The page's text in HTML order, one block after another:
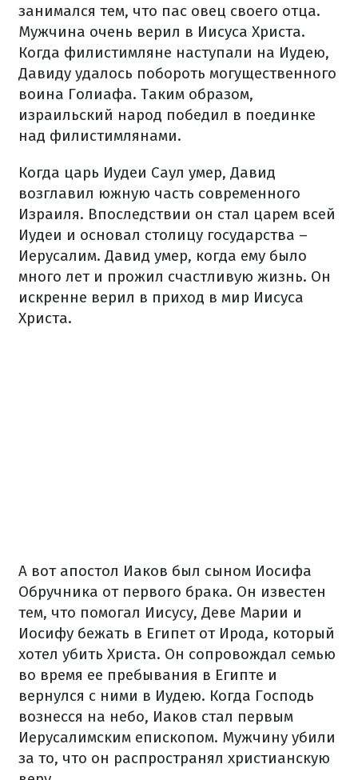
занимался тем, что пас овец своего отца.
Мужчина очень верил в Иисуса Христа.
Когда филистимляне наступали на Иудею,
Давиду удалось побороть могущественного
воина Голиафа. Таким образом,
израильский народ победил в поединке
над филистимлянами.
Когда царь Иудеи Саул умер, Давид
возглавил южную часть современного
Израиля. Впоследствии он стал царем всей
Иудеи и основал столицу государства –
Иерусалим. Давид умер, когда ему было
много лет и прожил счастливую жизнь. Он
искренне верил в приход в мир Иисуса
Христа.
А вот апостол Иаков был сыном Иосифа
Обручника от первого брака. Он известен
тем, что помогал Иисусу, Деве Марии и
Иосифу бежать в Египет от Ирода, который
хотел убить Христа. Он сопровождал семью
во время ее пребывания в Египте и
вернулся с ними в Иудею. Когда Господь
вознесся на небо, Иаков стал первым
Иерусалимским епископом. Мужчину убили
за то, что он распространял христианскую